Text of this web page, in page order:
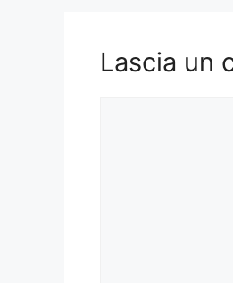
Lascia un